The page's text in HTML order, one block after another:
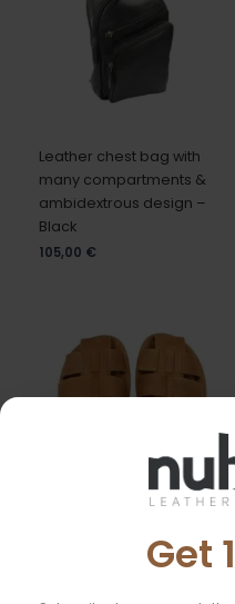
Get
Leather chest bag with
many compartments &
ambidextrous design –
Black
105,00 €
Men’s tan leather